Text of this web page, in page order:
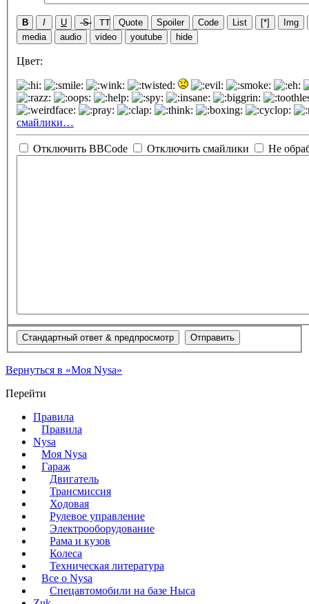
B I U S TT Quote Spoiler Code List [*]
Img
media
audio video youtube hide
Цвет:
смайлики…
Отключить BBCode Отключить смайлики Не
Вернуться в «Моя Nysa»
Перейти
Правила
Правила
Nysa
Моя Nysa
Гараж
Двигатель
Трансмиссия
Ходовая
Рулевое управление
Электрооборудование
Рама и кузов
Колеса
Техническая литература
Все о Nysa
Спецавтомобили на базе Ныса